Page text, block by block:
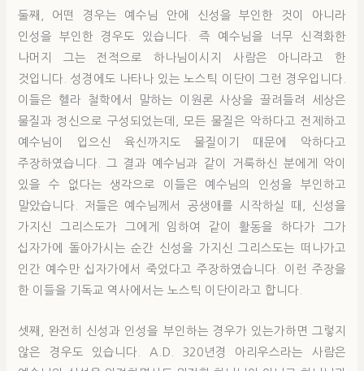
둘째, 어떤 경우는 예수님 안에 신성을 부인한 것이 아니라
인성을 부인한 경우도 있습니다. 즉 예수님을 너무 신격화한
나머지 그는 전적으로 하나님이시지 사람은 아니라고 한
것입니다. 성경에도 나타나 있는 노스틱 이단이 그런 경우입니다.
이들은 헬라 철학에서 말하는 이원론 사상을 끌려들려 세상은
물질과 정신으로 구성되었는데, 모든 물질은 악하다고 전제하고
예수님이 입으신 육신까지도 물질이기 때문에 악하다고
주장하였습니다. 그 결과 예수님과 같이 거룩하신 분에게 악이
있을 수 없다는 생각으로 이들은 예수님의 인성을 부인하고
말았습니다. 저들은 예수님께서 공생애를 시작하실 때, 신성을
가지신 그리스도가 그에게 임하여 같이 활동을 하다가 그가
십자가에 돌아가시는 순간 신성을 가지신 그리스도는 떠나가고
인간 예수만 십자가에서 죽었다고 주장하였습니다. 이런 주장을
한 이들을 기독교 역사에서는 노스틱 이단이라고 합니다.
셋째, 완전히 신성과 인성을 부인하는 경우가 있는가하면 그렇지
않은 경우도 있습니다. A.D. 320년경 아리우스라는 사람은